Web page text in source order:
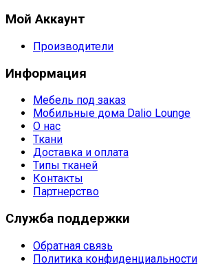
Мой Аккаунт
Производители
Информация
Мебель под заказ
Мобильные дома Dalio Lounge
О нас
Ткани
Доставка и оплата
Типы тканей
Контакты
Партнерство
Служба поддержки
Обратная связь
Политика конфиденциальности